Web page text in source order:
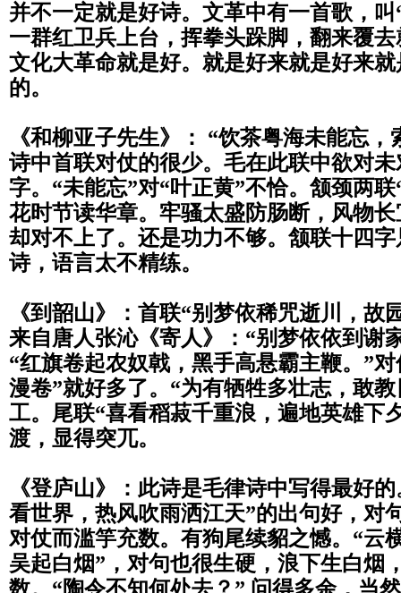
并不一定就是好诗。 文革中有一首歌，
一群红卫兵上台，挥拳头跺脚，翻来覆
文化大革命就是好。 就是好来就是好来
的。
《和柳亚子先生》： “饮茶粤海未能忘
诗中首联对仗的很少。 毛在此联中欲对
字。“未能忘”对“叶正黄”不恰。颔颈两
花时节读华章。 牢骚太盛防肠断，风物
却对不上了。还是功力不够。颔联十四
诗，语言太不精练。
《到韶山》：首联“别梦依稀咒逝川，故
来自唐人张沁《寄人》：“别梦依依到谢
“红旗卷起农奴戟，黑手高悬霸主鞭。”
漫卷”就好多了。“为有牺牲多壮志，敢
工。尾联“喜看稻菽千重浪，遍地英雄下
渡，显得突兀。
《登庐山》：此诗是毛律诗中写得最好
看世界，热风吹雨洒江天”的出句好，对
对仗而滥竽充数。有狗尾续貂之憾。“云
吴起白烟”，对句也很生硬，浪下生白烟